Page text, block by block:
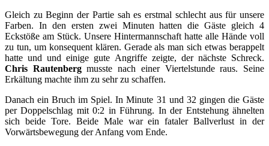
Gleich zu Beginn der Partie sah es erstmal schlecht aus für unsere
Farben. In den ersten zwei Minuten hatten die Gäste gleich 4
Eckstöße am Stück. Unsere Hintermannschaft hatte alle Hände voll
zu tun, um konsequent klären. Gerade als man sich etwas berappelt
hatte und und einige gute Angriffe zeigte, der nächste Schreck.
Chris Rautenbergmusste nach einer Viertelstunde raus. Seine
Erkältung machte ihm zu sehr zu schaffen.
Danach ein Bruch im Spiel. In Minute 31 und 32 gingen die Gäste
per Doppelschlag mit 0:2 in Führung. In der Entstehung ähnelten
sich beide Tore. Beide Male war ein fataler Ballverlust in der
Vorwärtsbewegung der Anfang vom Ende.